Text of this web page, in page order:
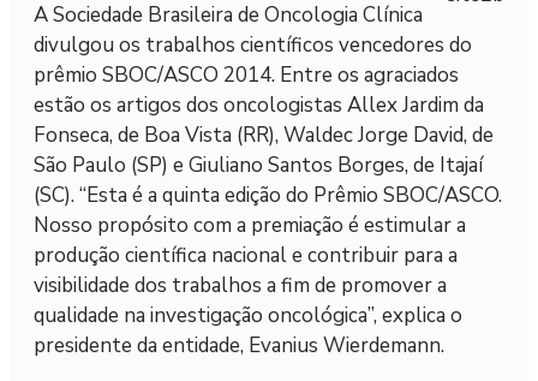
A Sociedade Brasileira de Oncologia Clínica
divulgou os trabalhos científicos vencedores do
prêmio SBOC/ASCO 2014. Entre os agraciados
estão os artigos dos oncologistas Allex Jardim da
Fonseca, de Boa Vista (RR), Waldec Jorge David, de
São Paulo (SP) e Giuliano Santos Borges, de Itajaí
(SC). “Esta é a quinta edição do Prêmio SBOC/ASCO.
Nosso propósito com a premiação é estimular a
produção científica nacional e contribuir para a
visibilidade dos trabalhos a fim de promover a
qualidade na investigação oncológica”, explica o
presidente da entidade, Evanius Wierdemann.